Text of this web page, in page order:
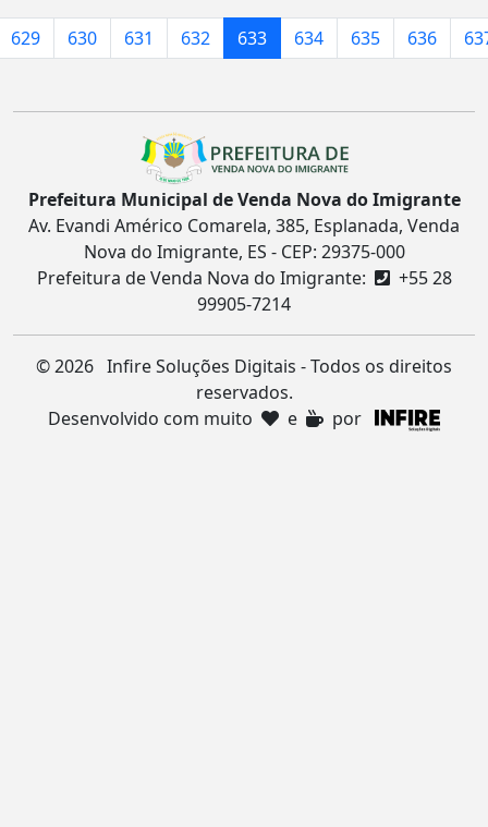
629 630 631 632 633 634 635 636
Prefeitura Municipal de Venda Nova do Imigrante
Av. Evandi Américo Comarela, 385, Esplanada, Venda
Nova do Imigrante, ES - CEP: 29375-000
Prefeitura de Venda Nova do Imigrante:
+55 28
99905-7214
©2026 Infire Soluções Digitais - Todos os direitos
reservados.
Desenvolvido com muito
e por